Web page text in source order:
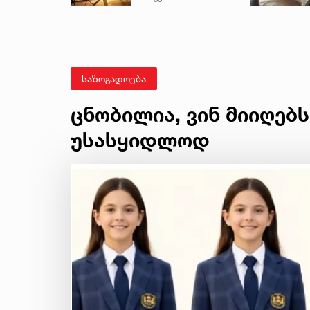
საზოგადოება
ცნობილია, ვინ
უსასყიდლოდ